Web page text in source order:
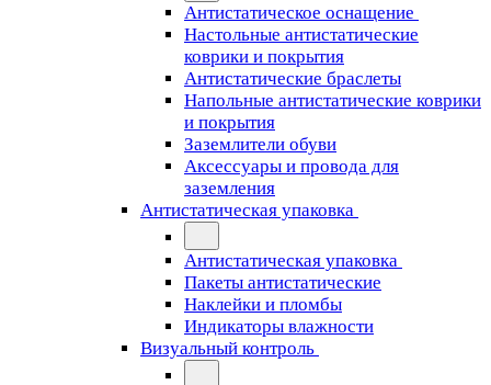
Антистатическое оснащение
Настольные антистатические
коврики и покрытия
Антистатические браслеты
Напольные антистатические коврики
и покрытия
Заземлители обуви
Аксессуары и провода для
заземления
Антистатическая упаковка
Антистатическая упаковка
Пакеты антистатические
Наклейки и пломбы
Индикаторы влажности
Визуальный контроль